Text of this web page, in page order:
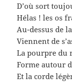
D’où sort
Hélas ! les os
Au-dessus de
Viennent de
La pourpre du
Forme autour
Et la corde